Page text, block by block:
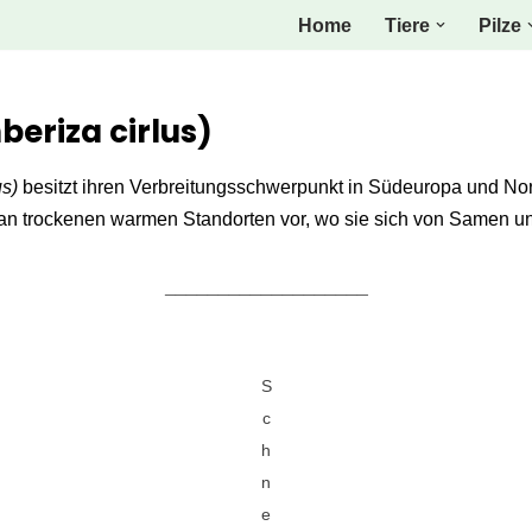
Home Tiere Pilze
cirlus)
besitzt ihren Verbreitungsschwerpunkt in Südeuropa und
trockenen warmen Standorten vor, wo sie sich von Samen
S
c
h
n
e